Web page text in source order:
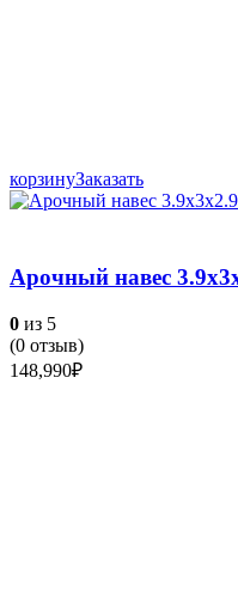
корзинуЗаказать
Арочный навес
0 из 5
(0 отзыв)
148,990₽